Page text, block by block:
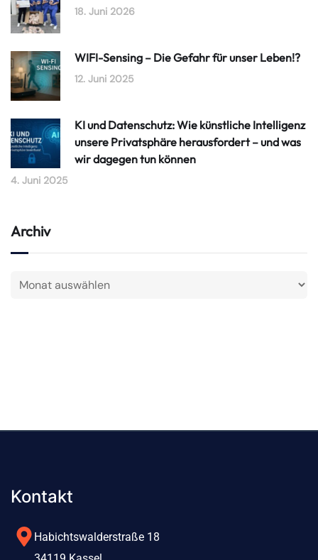
18. Juni 2026
WIFI-Sensing – Die Gefahr für unser Leben!?
12. Juni 2025
KI und Datenschutz: Wie künstliche Intelligenz
unsere Privatsphäre herausfordert – und was
wir dagegen tun können
4. Juni 2025
Archiv
Kontakt
Habichtswalderstraße 18